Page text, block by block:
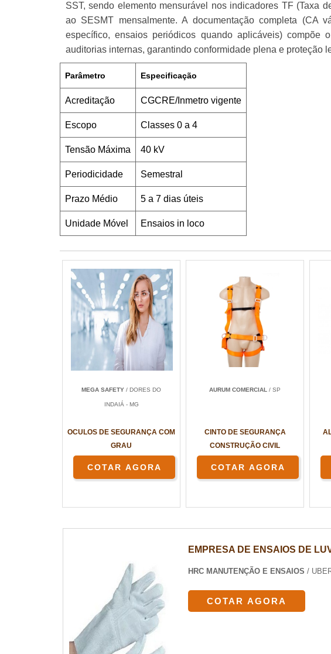
SST, sendo elemento mensurável nos indicadores TF (Taxa
ao SESMT mensalmente. A documentação completa (CA
específico, ensaios periódicos quando aplicáveis)
auditorias internas, garantindo conformidade plena e proteção
Parâmetro Especificação
Acreditação CGCRE/Inmetro vigente
Escopo Classes 0 a 4
Tensão Máxima 40 kV
Periodicidade Semestral
Prazo Médio 5 a 7 dias úteis
Unidade Móvel
Ensaios in loco
MEGA SAFETY / DORES DO
INDAIÁ - MG
OCULOS DE SEGURANÇA COM
GRAU
COTAR AGORA
AURUM COMERCIAL / SP
CINTO DE SEGURANÇA
CONSTRUÇÃO CIVIL
COTAR AGORA
EMPRESA DE ENSAIOS DE
HRC MANUTENÇÃO E ENSAIOS /
COTAR AGORA